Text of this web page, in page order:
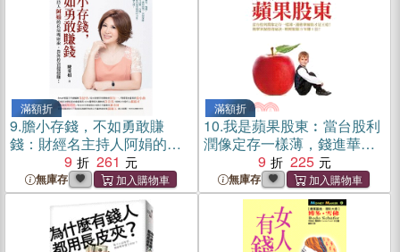
滿額折
9.膽小存錢，不如勇敢賺
錢：財經名主持人阿娟的私
房理財術，教你投資穩穩
賺！
9 261
無庫存
滿額折
10.我是蘋果股東︰當台股利
潤像定存一樣薄，錢進華爾
街才是王道！簡單掌握投資
祕訣，輕輕鬆鬆3年賺1倍！
9 225
無庫存